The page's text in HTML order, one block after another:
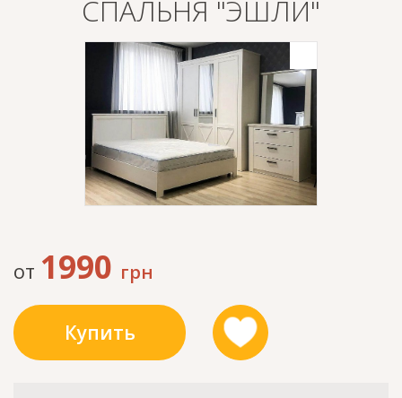
СПАЛЬНЯ "ЭШЛИ"
от 1990 грн
Купить